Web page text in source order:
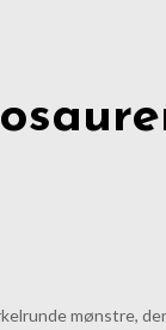
mønstre,